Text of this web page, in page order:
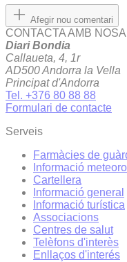
Afegir nou comentari
CONTACTA AMB
Diari Bondia
Callaueta, 4, 1r
AD500 Andorra la Vella
Principat d'Andorra
Tel. +376 80 88 88
Formulari de contacte
Serveis
Farmàcies de
Informació
Cartellera
Informació general
Informació turística
Associacions
Centres de salut
Telèfons d'interès
Enllaços d'interés